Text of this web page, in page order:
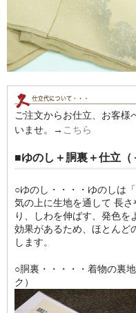
ご注文からお仕立、お客様
いませ。→ こちら
■ゆのし＋胴裏＋仕立（
○ゆのし・・・・ゆのしは
気の上に生地を通して 長
り、しわを伸ばす、発色
効果があるため、ほとんど
します。
○胴裏・・・・・着物の裏
ク）